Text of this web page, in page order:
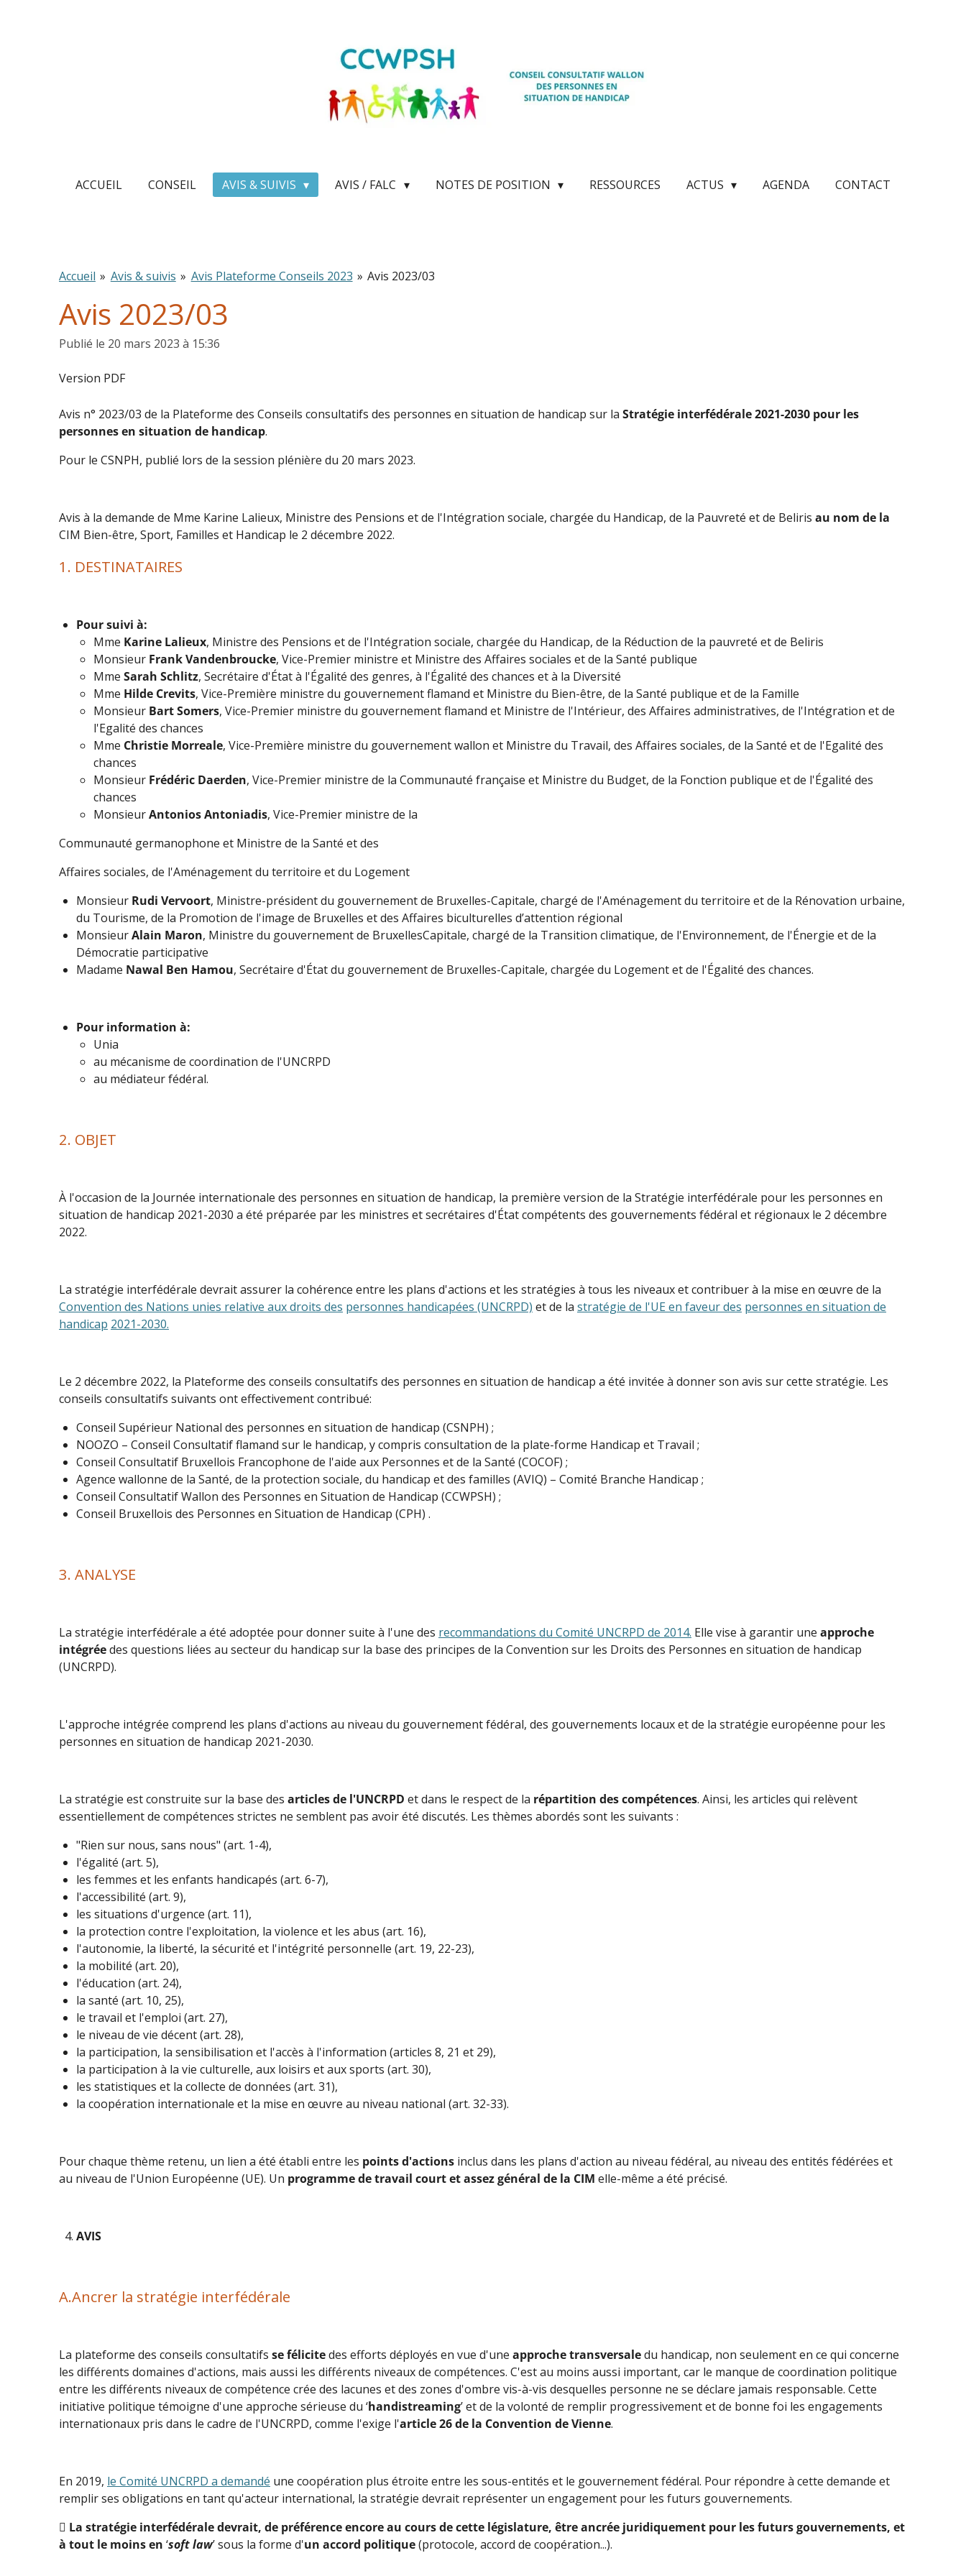
ACCUEIL CONSEIL AVIS & SUIVIS AVIS / FALC NOTES DE POSITION RESSOURCES ACTUS AGENDA CONTACT
Accueil » Avis & suivis » Avis Plateforme Conseils 2023 » Avis 2023/03
Avis 2023/03
Publié le 20 mars 2023 à 15:36
Version PDF
Avis n° 2023/03 de la Plateforme des Conseils consultatifs des personnes en situation de handicap sur la Stratégie interfédérale 2021-2030 pour les
personnes en situation de handicap.
Pour le CSNPH, publié lors de la session plénière du 20 mars 2023.
Avis à la demande de Mme Karine Lalieux, Ministre des Pensions et de l'Intégration sociale, chargée du Handicap, de la Pauvreté et de Beliris au nom de la
CIM Bien-être, Sport, Familles et Handicap le 2 décembre 2022.
1. DESTINATAIRES
Pour suivi à:
Mme Karine Lalieux, Ministre des Pensions et de l'Intégration sociale, chargée du Handicap, de la Réduction de la pauvreté et de Beliris
Monsieur Frank Vandenbroucke, Vice-Premier ministre et Ministre des Affaires sociales et de la Santé publique
Mme Sarah Schlitz, Secrétaire d'État à l'Égalité des genres, à l'Égalité des chances et à la Diversité
Mme Hilde Crevits, Vice-Première ministre du gouvernement flamand et Ministre du Bien-être, de la Santé publique et de la Famille
Monsieur Bart Somers, Vice-Premier ministre du gouvernement flamand et Ministre de l'Intérieur, des Affaires administratives, de l'Intégration et de
l'Egalité des chances
Mme Christie Morreale, Vice-Première ministre du gouvernement wallon et Ministre du Travail, des Affaires sociales, de la Santé et de l'Egalité des
chances
Monsieur Frédéric Daerden, Vice-Premier ministre de la Communauté française et Ministre du Budget, de la Fonction publique et de l'Égalité des
chances
MonsieurAntonios Antoniadis, Vice-Premier ministre de la
Communauté germanophone et Ministre de la Santé et des
Affaires sociales, de l'Aménagement du territoire et du Logement
Monsieur Rudi Vervoort, Ministre-président du gouvernement de Bruxelles-Capitale, chargé de l'Aménagement du territoire et de la Rénovation urbaine,
du Tourisme, de la Promotion de l'image de Bruxelles et des Affaires biculturelles d’attention régional
MonsieurAlain Maron, Ministre du gouvernement de BruxellesCapitale, chargé de la Transition climatique, de l'Environnement, de l'Énergie et de la
Démocratie participative
Madame Nawal Ben Hamou, Secrétaire d'État du gouvernement de Bruxelles-Capitale, chargée du Logement et de l'Égalité des chances.
Pour information à:
Unia
au mécanisme de coordination de l'UNCRPD
au médiateur fédéral.
2. OBJET
À l'occasion de la Journée internationale des personnes en situation de handicap, la première version de la Stratégie interfédérale pour les personnes en
situation de handicap 2021-2030 a été préparée par les ministres et secrétaires d'État compétents des gouvernements fédéral et régionaux le 2 décembre
2022.
La stratégie interfédérale devrait assurer la cohérence entre les plans d'actions et les stratégies à tous les niveaux et contribuer à la mise en œuvre de la
Convention des Nations unies relative aux droits des personnes handicapées (UNCRPD) et de la stratégie de l'UE en faveur des personnes en situation de
handicap 2021-2030.
Le 2 décembre 2022, la Plateforme des conseils consultatifs des personnes en situation de handicap a été invitée à donner son avis sur cette stratégie. Les
conseils consultatifs suivants ont effectivement contribué:
Conseil Supérieur National des personnes en situation de handicap (CSNPH) ;
NOOZO – Conseil Consultatif flamand sur le handicap, y compris consultation de la plate-forme Handicap et Travail ;
Conseil Consultatif Bruxellois Francophone de l'aide aux Personnes et de la Santé (COCOF) ;
Agence wallonne de la Santé, de la protection sociale, du handicap et des familles (AVIQ) – Comité Branche Handicap ;
Conseil Consultatif Wallon des Personnes en Situation de Handicap (CCWPSH) ;
Conseil Bruxellois des Personnes en Situation de Handicap (CPH) .
3. ANALYSE
La stratégie interfédérale a été adoptée pour donner suite à l'une des recommandations du Comité UNCRPD de 2014. Elle vise à garantir une approche
intégréedes questions liées au secteur du handicap sur la base des principes de la Convention sur les Droits des Personnes en situation de handicap
(UNCRPD).
L'approche intégrée comprend les plans d'actions au niveau du gouvernement fédéral, des gouvernements locaux et de la stratégie européenne pour les
personnes en situation de handicap 2021-2030.
La stratégie est construite sur la base des articles de l'UNCRPD et dans le respect de la répartition des compétences. Ainsi, les articles qui relèvent
essentiellement de compétences strictes ne semblent pas avoir été discutés. Les thèmes abordés sont les suivants :
"Rien sur nous, sans nous" (art. 1-4),
l'égalité (art. 5),
les femmes et les enfants handicapés (art. 6-7),
l'accessibilité (art. 9),
les situations d'urgence (art. 11),
la protection contre l'exploitation, la violence et les abus (art. 16),
l'autonomie, la liberté, la sécurité et l'intégrité personnelle (art. 19, 22-23),
la mobilité (art. 20),
l'éducation (art. 24),
la santé (art. 10, 25),
le travail et l'emploi (art. 27),
le niveau de vie décent (art. 28),
la participation, la sensibilisation et l'accès à l'information (articles 8, 21 et 29),
la participation à la vie culturelle, aux loisirs et aux sports (art. 30),
les statistiques et la collecte de données (art. 31),
la coopération internationale et la mise en œuvre au niveau national (art. 32-33).
Pour chaque thème retenu, un lien a été établi entre les points d'actions inclus dans les plans d'action au niveau fédéral, au niveau des entités fédérées et
au niveau de l'Union Européenne (UE). Un programme de travail court et assez général de la CIM elle-même a été précisé.
AVIS
A.Ancrer la stratégie interfédérale
La plateforme des conseils consultatifs se félicitedes efforts déployés en vue d'une approche transversaledu handicap, non seulement en ce qui concerne
les différents domaines d'actions, mais aussi les différents niveaux de compétences. C'est au moins aussi important, car le manque de coordination politique
entre les différents niveaux de compétence crée des lacunes et des zones d'ombre vis-à-vis desquelles personne ne se déclare jamais responsable. Cette
initiative politique témoigne d'une approche sérieuse du ‘handistreaming’ et de la volonté de remplir progressivement et de bonne foi les engagements
internationaux pris dans le cadre de l'UNCRPD, comme l'exige l'article 26 de la Convention de Vienne.
En 2019, le Comité UNCRPD a demandé une coopération plus étroite entre les sous-entités et le gouvernement fédéral. Pour répondre à cette demande et
remplir ses obligations en tant qu'acteur international, la stratégie devrait représenter un engagement pour les futurs gouvernements.
 La stratégie interfédérale devrait, de préférence encore au cours de cette législature, être ancrée juridiquement pour les futurs gouvernements, et
à tout le moins en ‘soft law’ sous la forme d'un accord politique(protocole, accord de coopération...).